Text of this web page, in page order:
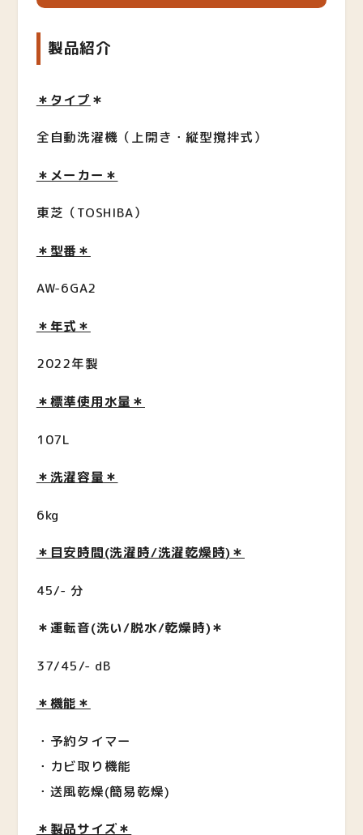
製品紹介
＊タイプ ＊
全自動洗濯機（上開き・縦型撹拌式）
＊メーカー＊
東芝（TOSHIBA）
＊型番＊
AW-6GA2
＊年式＊
2022年製
＊標準使用水量＊
107L
＊洗濯容量＊
6kg
＊目安時間(洗濯時/洗濯乾燥時)＊
45/- 分
＊運転音(洗い/脱水/乾燥時)＊
37/45/- dB
＊機能＊
・予約タイマー
・カビ取り機能
・送風乾燥(簡易乾燥)
＊製品サイズ＊